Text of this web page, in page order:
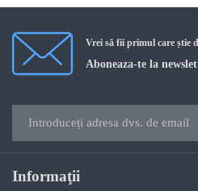
Vrei să fii primul care știe
Aboneaza-te la
Informaţii